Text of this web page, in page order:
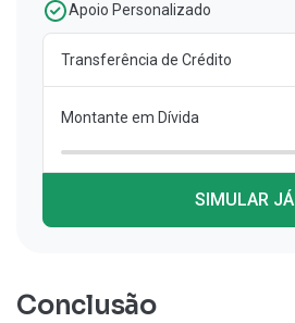
Apoio Personalizado
Transferência de Crédito
Montante em Dívida
SIMULAR JÁ
Conclusão